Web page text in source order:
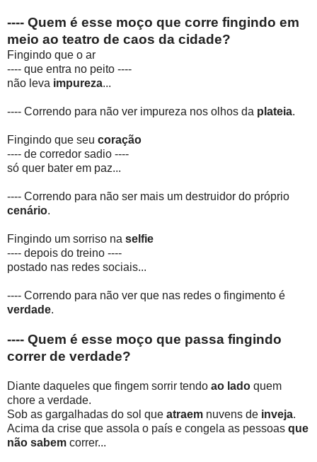
---- Quem é esse moço que corre fingindo em
meio ao teatro de caos da cidade?
Fingindo que o ar
---- que entra no peito ----
não leva impureza...
---- Correndo para não ver impureza nos olhos da plateia.
Fingindo que seu coração
---- de corredor sadio ----
só quer bater em paz...
---- Correndo para não ser mais um destruidor do próprio
cenário.
Fingindo um sorriso na selfie
---- depois do treino ----
postado nas redes sociais...
---- Correndo para não ver que nas redes o fingimento é
verdade.
---- Quem é esse moço que passa fingindo
correr de verdade?
Diante daqueles que fingem sorrir tendo ao lado quem
chore a verdade.
Sob as gargalhadas do sol que atraem nuvens de inveja.
Acima da crise que assola o país e congela as pessoas que
não sabem correr...